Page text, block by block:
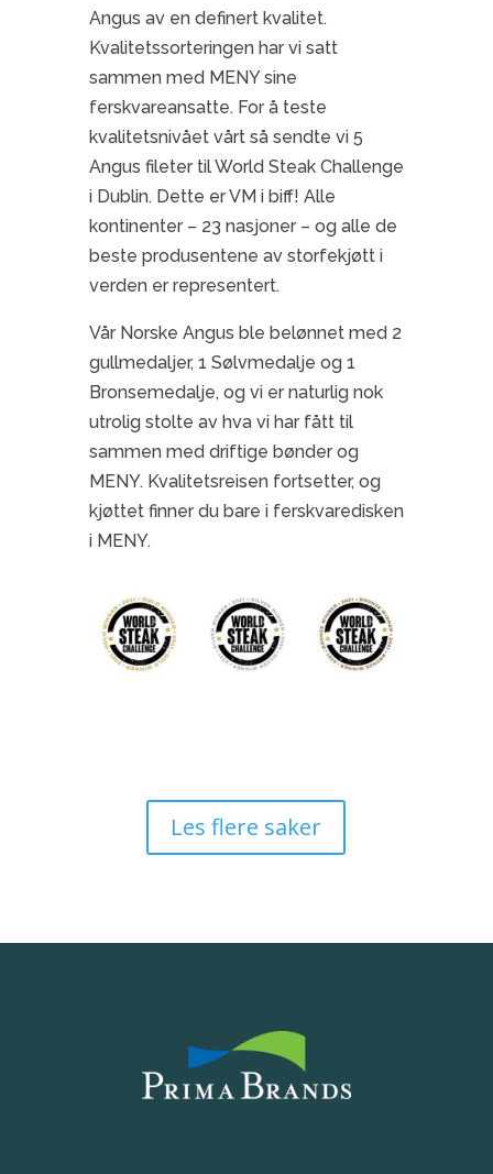
Angus av en definert kvalitet.
Kvalitetssorteringen har vi satt
sammen med MENY sine
ferskvareansatte. For å teste
kvalitetsnivået vårt så sendte vi 5
Angus fileter til World Steak Challenge
i Dublin. Dette er VM i biff! Alle
kontinenter – 23 nasjoner – og alle de
beste produsentene av storfekjøtt i
verden er representert.
Vår Norske Angus ble belønnet med 2
gullmedaljer, 1 Sølvmedalje og 1
Bronsemedalje, og vi er naturlig nok
utrolig stolte av hva vi har fått til
sammen med driftige bønder og
MENY. Kvalitetsreisen fortsetter, og
kjøttet finner du bare i ferskvaredisken
i MENY.
Les flere saker